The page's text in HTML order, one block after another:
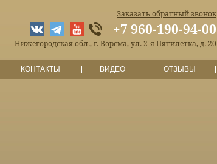
Заказать обратный звонок
+7 960-190-94-00
Нижегородская обл., г. Ворсма, ул. 2-я Пятилетка, д. 20
КОНТАКТЫ ВИДЕО ОТЗЫВЫ